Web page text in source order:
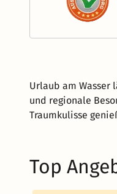
Urlaub am Wasser
und regionale
Traumkulisse
Top